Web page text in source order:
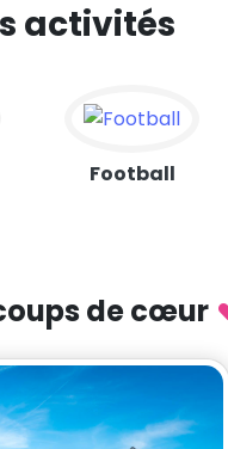
activités
Football
de cœur